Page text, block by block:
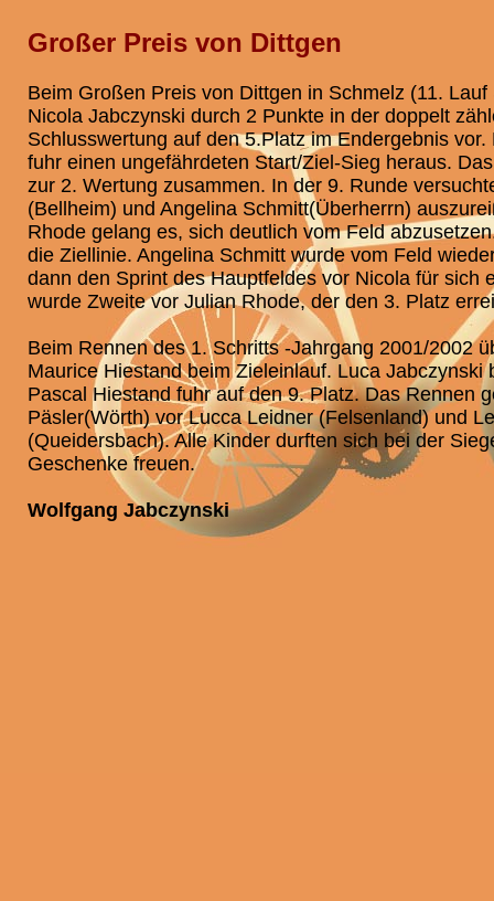
Großer Preis von Dittgen
Beim Großen Preis von Dittgen in Schmelz (11.
Nicola Jabczynski durch 2 Punkte in der doppelt
Schlusswertung auf den 5.Platz im Endergebnis
fuhr einen ungefährdeten Start/Ziel-Sieg heraus.
zur 2. Wertung zusammen. In der 9. Runde
(Bellheim) und Angelina Schmitt(Überherrn)
Rhode gelang es, sich deutlich vom Feld
die Ziellinie. Angelina Schmitt wurde vom Feld
dann den Sprint des Hauptfeldes vor Nicola für sich
wurde Zweite vor Julian Rhode, der den 3. Platz
Beim Rennen des 1. Schritts -Jahrgang 2001/2002
Maurice Hiestand beim Zieleinlauf. Luca Jabczynski
Pascal Hiestand fuhr auf den 9. Platz. Das Rennen
Päsler(Wörth) vor Lucca Leidner (Felsenland) und
(Queidersbach). Alle Kinder durften sich bei der
Geschenke freuen.
Wolfgang Jabczynski